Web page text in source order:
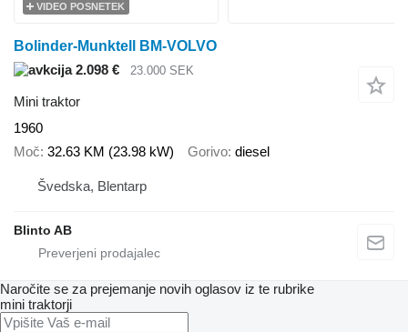
VIDEO POSNETEK
Bolinder-Munktell BM-VOLVO
2.098 €
23.000 SEK
Mini traktor
1960
Moč 32.63 KM (23.98 kW) Gorivo diesel
Švedska, Blentarp
Blinto AB
Naročite se za prejemanje novih oglasov iz te rubrike
mini traktorji